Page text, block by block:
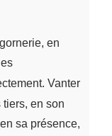
en
Vanter
en son
sa présence,